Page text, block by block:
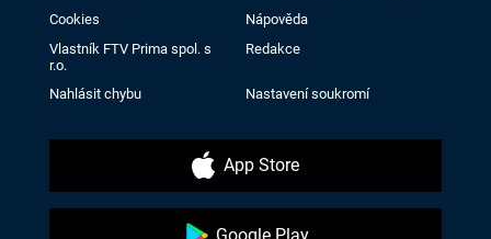
Cookies
Nápověda
Vlastník FTV Prima spol. s
r.o.
Redakce
Nahlásit chybu Nastavení soukromí
App Store
Google Play